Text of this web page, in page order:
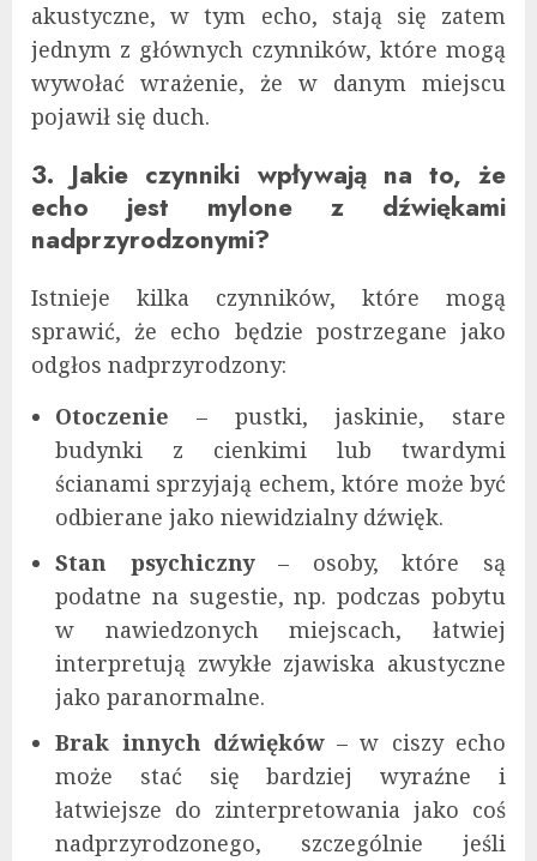
akustyczne, w tym echo, stają się zatem
jednym z głównych czynników, które mogą
wywołać wrażenie, że w danym miejscu
pojawił się duch.
3. Jakie czynniki wpływają na to, że
echo jest mylone z dźwiękami
nadprzyrodzonymi?
Istnieje kilka czynników, które mogą
sprawić, że echo będzie postrzegane jako
odgłos nadprzyrodzony:
Otoczenie – pustki, jaskinie, stare
budynki z cienkimi lub twardymi
ścianami sprzyjają echem, które może być
odbierane jako niewidzialny dźwięk.
Stan psychiczny– osoby, które są
podatne na sugestie, np. podczas pobytu
w nawiedzonych miejscach, łatwiej
interpretują zwykłe zjawiska akustyczne
jako paranormalne.
Brak innych dźwięków– w ciszy echo
może stać się bardziej wyraźne i
łatwiejsze do zinterpretowania jako coś
nadprzyrodzonego, szczególnie jeśli